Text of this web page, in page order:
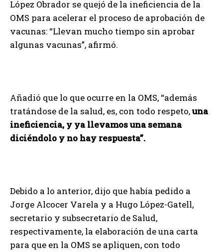
López Obrador se quejó de la ineficiencia de la
OMS para acelerar el proceso de aprobación de
vacunas: “Llevan mucho tiempo sin aprobar
algunas vacunas”, afirmó.
Añadió que lo que ocurre en la OMS, “además
tratándose de la salud, es, con todo respeto,una
ineficiencia, y ya llevamos una semana
diciéndolo y no hay respuesta”.
Debido a lo anterior, dijo que había pedido a
Jorge Alcocer Varela y a Hugo López-Gatell,
secretario y subsecretario de Salud,
respectivamente, la elaboración de una carta
para que en la OMS se apliquen, con todo